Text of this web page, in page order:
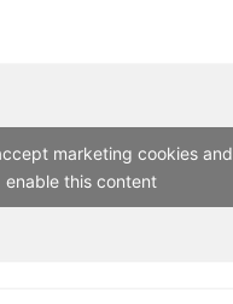
marketing cookies and
enable this content